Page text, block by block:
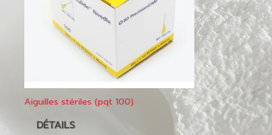
Aiguilles stériles (pqt 100)
DÉTAILS